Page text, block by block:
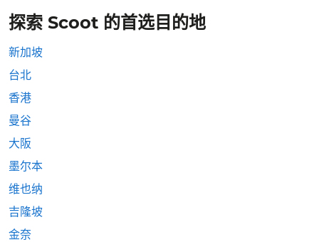
探索 Scoot 的首选目的地
新加坡
台北
香港
曼谷
大阪
墨尔本
维也纳
吉隆坡
金奈